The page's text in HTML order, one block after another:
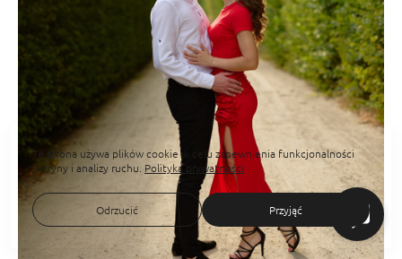
Ta strona używa plików cookie w celu zapewnienia funkcjonalności
witryny i analizy ruchu. Polityka prywatności
Odrzucić Przyjąć